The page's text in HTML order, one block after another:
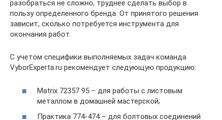
разобраться не сложно, труднее сделать выбор в
пользу определенного бренда. От принятого решения
зависит, сколько потребуется инструмента для
окончания работ.
С учетом специфики выполняемых задач команда
VyborExperta.ru рекомендует следующую продукцию:
Matrix 72357 95 – для работы с листовым
металлом в домашней мастерской;
Практика 774-474 – для болтовых соединений